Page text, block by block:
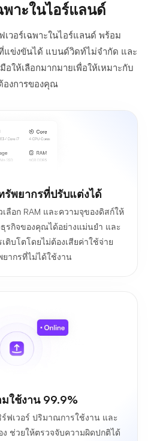
พาะในไอร์แลนด์
เวอร์เฉพาะในไอร์แลนด์ พร้อม
แข่งขันได้ แบนด์วิดท์ไม่จำกัด และ
ให้เลือกมากมายเพื่อให้เหมาะกับ
องการของคุณ
รัพยากรที่ปรับแต่งได้
ลือก RAM และความจุของดิสก์ให้
รกิจของคุณได้อย่างแม่นยำ และ
ติบโตโดยไม่ต้องเสียค่าใช้จ่าย
ากรที่ไม่ได้ใช้งาน
ใช้งาน 99.9%
ฟเวอร์ ปริมาณการใช้งาน และ
ช่วยให้ตรวจจับความผิดปกติได้